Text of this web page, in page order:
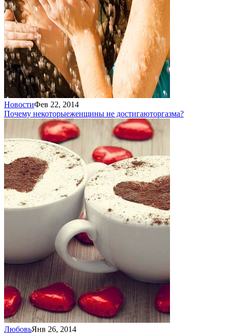
НовостиФев 22, 2014
Почему некоторыеженщины не достигаюторгазма?
ЛюбовьЯнв 26, 2014